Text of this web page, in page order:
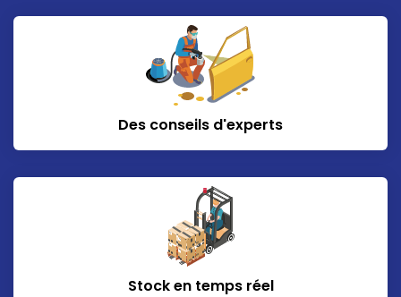
Des conseils d'experts
Stock en temps réel